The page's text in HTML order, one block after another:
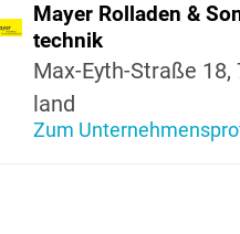
Mayer Rolladen &
technik
Max-Eyth-Straße
land
Zum